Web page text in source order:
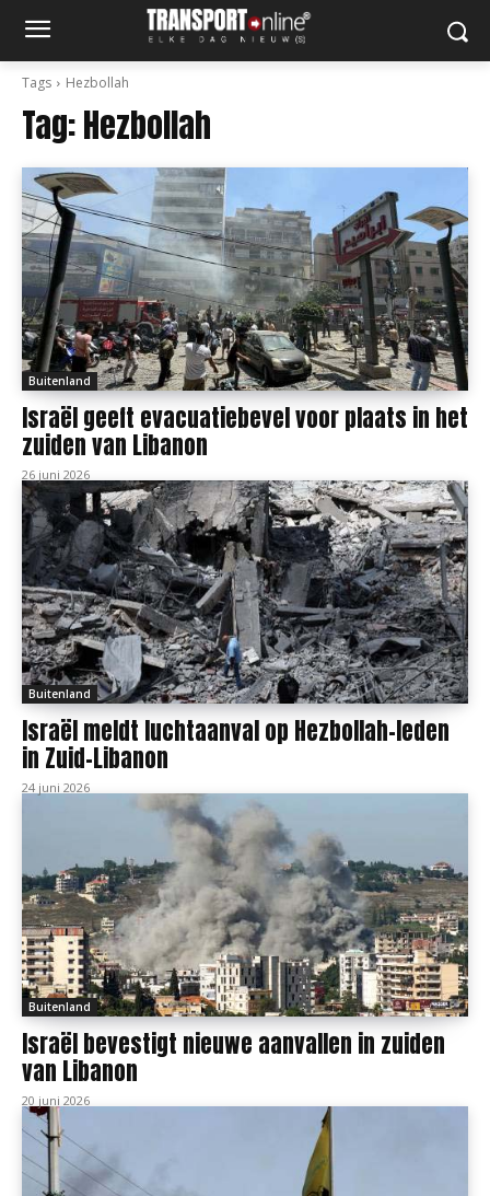
Tags Hezbollah
Tag:Hezbollah
Buitenland
Israël geeft evacuatiebevel voor plaats in het
zuiden van Libanon
26 juni 2026
Buitenland
Israël meldt luchtaanval op Hezbollah-leden
in Zuid-Libanon
24 juni 2026
Buitenland
Israël bevestigt nieuwe aanvallen in zuiden
van Libanon
20 juni 2026